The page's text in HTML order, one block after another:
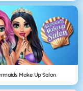
Make Up Salon